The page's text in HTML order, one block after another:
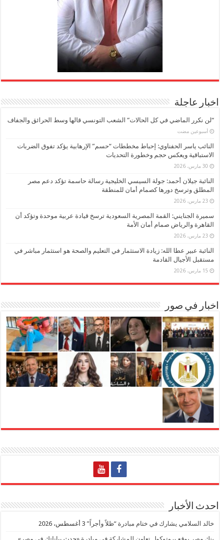
اخبار عاجلة
“لن نكرر الماضي في كل الحالات” الشعب التونسي قالها وسط الحرائق والجفاف
‏أسبوعين مضت
النائب ياسر الحفناوي: إحباط مخططات “حسم” الإرهابية يؤكد تفوق الضربات
الاستباقية ويعكس حجم وخطورة التحديات
30 مارس، 2026
النائبة جيلان أحمد: جولة السيسي الخليجية رسالة حاسمة تؤكد دعم مصر
المطلق وترسخ دورها كصمام أمان للمنطقة
23 مارس، 2026
سميرة الجنايني: القمة المصرية السعودية ترسخ قيادة عربية موحدة وتؤكد أن
القاهرة والرياض صمام أمان الأمة
23 مارس، 2026
النائبة عبير عطا الله: زيادة الاستثمار في التعليم والصحة هو استثمار مباشر في
مستقبل الأجيال القادمة
15 مارس، 2026
اخبار في صور
احدث الأخبار
خالد السلامي يشارك في ختام مبادرة “ظلاً وأجراً” 3 أغسطس، 2026